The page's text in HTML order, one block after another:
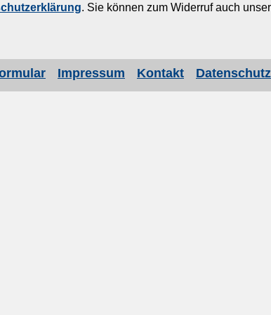
. Sie können zum Widerruf auch
Impressum Kontakt Datenschutz